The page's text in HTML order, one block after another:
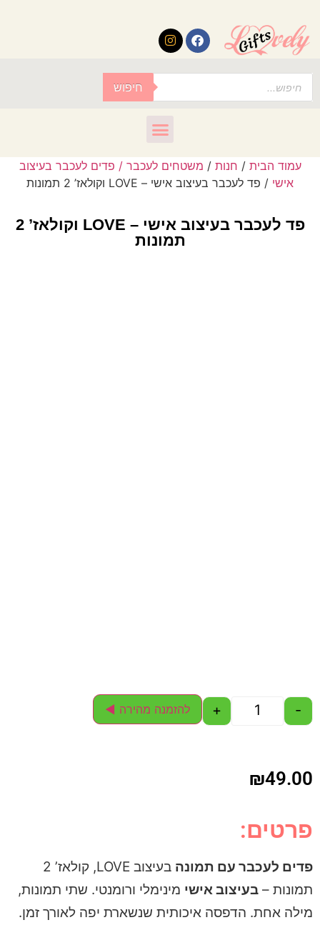
חיפוש
עמוד הבית / חנות / משטחים לעכבר / פדים לעכבר בעיצוב
אישי / פד לעכבר בעיצוב אישי – LOVE וקולאז’ 2 תמונות
פד לעכבר בעיצוב אישי – LOVE וקולאז’ 2
תמונות
-
+ להזמנה מהירה ◄
₪49.00
פרטים:
פדים לעכבר עם תמונה
בעיצוב LOVE, קולאז’ 2
תמונות – בעיצוב אישי מינימלי ורומנטי. שתי תמונות,
מילה אחת. הדפסה איכותית שנשארת יפה לאורך זמן.